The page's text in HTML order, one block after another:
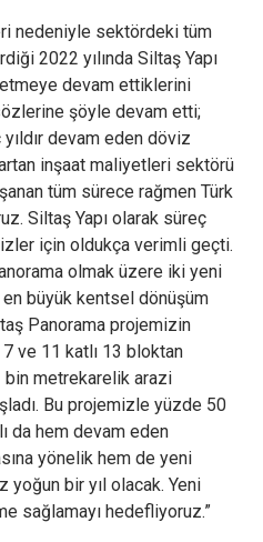
nedeniyle sektördeki tüm
2022 yılında Siltaş Yapı
devam ettiklerini
şöyle devam etti;
devam eden döviz
inşaat maliyetleri sektörü
tüm sürece rağmen Türk
Siltaş Yapı olarak süreç
için oldukça verimli geçti.
olmak üzere iki yeni
en büyük kentsel dönüşüm
Panorama projemizin
ve 11 katlı 13 bloktan
bin metrekarelik arazi
Bu projemizle yüzde 50
da hem devam eden
yönelik hem de yeni
bir yıl olacak. Yeni
sağlamayı hedefliyoruz.”